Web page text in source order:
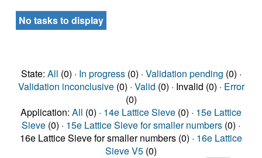
No tasks to display
State: All (0) · In progress(0) · Validation pending (0) ·
Validation inconclusive(0) · Valid (0) · Invalid (0) · Error
(0)
Application: All (0) · 14e Lattice Sieve (0) · 15e Lattice
Sieve (0) · 15e Lattice Sieve for smaller numbers (0) ·
16e Lattice Sieve for smaller numbers (0) · 16e Lattice
Sieve V5 (0)